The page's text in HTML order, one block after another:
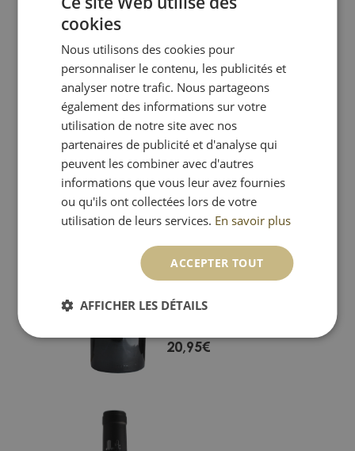
18,95 €
CHINIAN LES FRÈRES
BERGASSE -
20,95€
cookies
Nous utilisons des cookies pour
personnaliser le contenu, les publicités et
analyser notre trafic. Nous partageons
également des informations sur votre
utilisation de notre site avec nos
partenaires de publicité et d'analyse qui
peuvent les combiner avec d'autres
informations que vous leur avez fournies
ou qu'ils ont collectées lors de votre
utilisation de leurs services. En savoir plus
ACCEPTER TOUT
AFFICHER LES DÉTAILS